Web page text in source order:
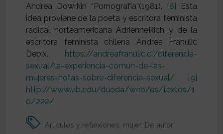
Andrea Dowrkin “Pornografía”(1981).
[8] Esta
idea proviene de la poeta y escritora feminista
radical norteamericana AdrienneRich y de la
escritora feminista chilena Andrea Franulic
Depix. https://andreafranulic.cl/diferencia-
sexual/la-experiencia-comun-de-las-
mujeres-notas-sobre-diferencia-sexual/
[9]
http://www.ub.edu/duoda/web/es/textos/1
0/222/
Artículos y reflexiones mujer, De autor,